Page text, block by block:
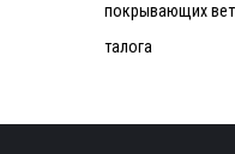
покрывающих
талога